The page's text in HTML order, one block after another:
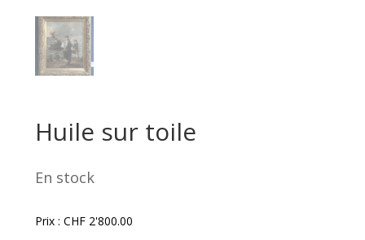
Huile sur toile
En stock
Prix : CHF2'800.00